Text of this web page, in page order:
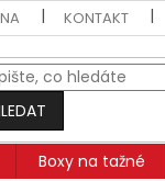
KONTAKT
Boxy na tažné